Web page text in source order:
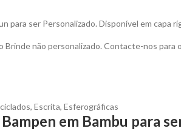
para ser Personalizado. Disponível em capa
Brinde não personalizado. Contacte-nos
, Escrita, Esferográficas
em Bambu para